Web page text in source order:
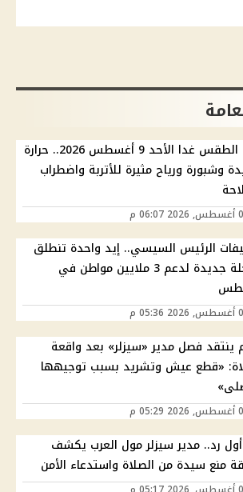
حالة الطقس غدا الأحد 9 أغسطس 2026.. حرارة
وشبورة ورياح مثيرة للأتربة واضطراب
الرئيس السيسي.. إيد واحدة تنطلق
بمرحلة جديدة لدعم 3 ملايين مواطن في
ينتقد فصل مدير «سيزلر» بعد واقعة
«قطع عيش وتشريد بسبب توجيهها
رد.. مدير سيزلر مول العرب يكشف
منع سيدة من الصلاة واستدعاء الأمن